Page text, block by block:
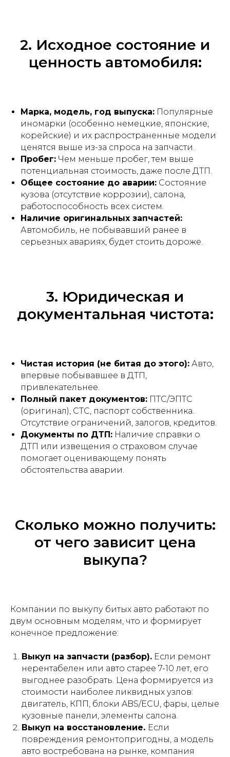
2. Исходное состояние и
ценность автомобиля:
Марка, модель, год выпуска: Популярные
иномарки (особенно немецкие, японские,
корейские) и их распространенные модели
ценятся выше из-за спроса на запчасти.
Пробег: Чем меньше пробег, тем выше
потенциальная стоимость, даже после ДТП.
Общее состояние до аварии: Состояние
кузова (отсутствие коррозии), салона,
работоспособность всех систем.
Наличие оригинальных запчастей:
Автомобиль, не побывавший ранее в
серьезных авариях, будет стоить дороже.
3. Юридическая и
документальная чистота:
Чистая история (не битая до этого): Авто,
впервые побывавшее в ДТП,
привлекательнее.
Полный пакет документов: ПТС/ЭПТС
(оригинал), СТС, паспорт собственника.
Отсутствие ограничений, залогов, кредитов.
Документы по ДТП: Наличие справки о
ДТП или извещения о страховом случае
помогает оценивающему понять
обстоятельства аварии.
Сколько можно получить:
от чего зависит цена
выкупа?
Компании по выкупу битых авто работают по
двум основным моделям, что и формирует
конечное предложение:
Выкуп на запчасти (разбор). Если ремонт
нерентабелен или авто старее 7-10 лет, его
выгоднее разобрать. Цена формируется из
стоимости наиболее ликвидных узлов:
двигатель, КПП, блоки ABS/ECU, фары, целые
кузовные панели, элементы салона.
Выкуп на восстановление. Если
повреждения ремонтопригодны, а модель
авто востребована на рынке, компания